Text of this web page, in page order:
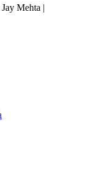
Jay Mehta |